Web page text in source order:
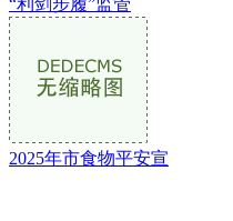
“利剑步履”监管
2025年市食物平安宣